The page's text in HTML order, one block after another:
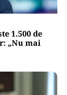
1.500 de
„Nu mai